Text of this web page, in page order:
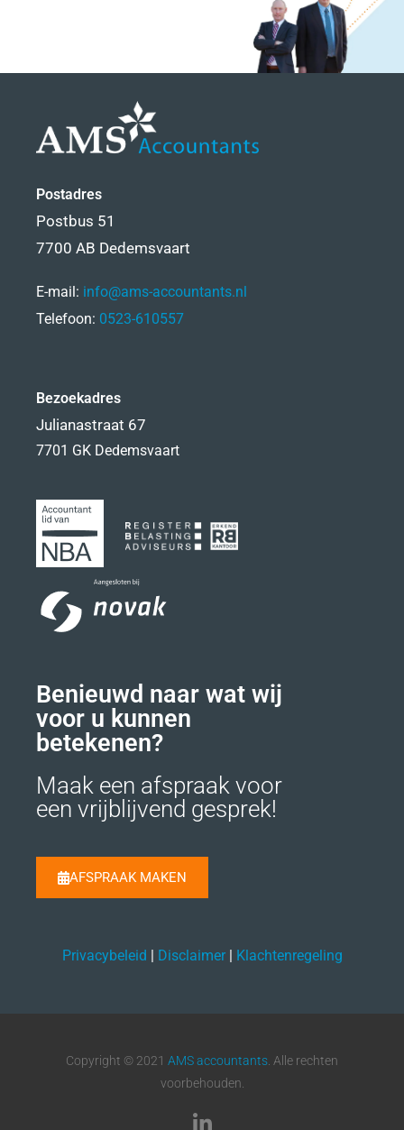
Postadres
Postbus 51
7700 AB Dedemsvaart
E-mail: info@ams-accountants.nl
Telefoon: 0523-610557
Bezoekadres
Julianastraat 67
7701 GK Dedemsvaart
Benieuwd naar wat wij
voor u kunnen
betekenen?
Maak een afspraak voor
een vrijblijvend gesprek!
AFSPRAAK MAKEN
Privacybeleid Disclaimer| Klachtenregeling
Copyright © 2021 AMS accountants. Alle rechten
voorbehouden.